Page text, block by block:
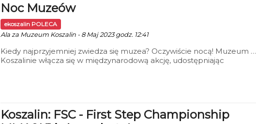
Noc Muzeów
ekoszalin POLECA
Ala za Muzeum Koszalin - 8 Maj 2023 godz. 12:41
Kiedy najprzyjemniej zwiedza się muzea? Oczywiście nocą! Muzeum w
Koszalinie włącza się w międzynarodową akcję, udostępniając
Koszalin: FSC - First Step Championship